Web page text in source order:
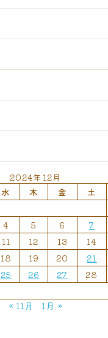
2024年12月
水 木 金 土
4 5 6 7
11 12 13 14
18 19 20 21
25 26 27 28
« 11月
1月 »